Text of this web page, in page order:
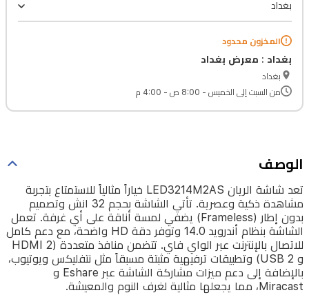
إطار
يضفي
لمسة
أناقة
على
تعمل
الشاشة
بنظام
أندرويد
14.0
وتوفر
دقة
المخزون محدود
بغداد : معرض بغداد
بغداد
من السبت إلى الخميس - 8:00 ص - 4:00 م
الوصف
تعد شاشة الريان LED3214M2AS خياراً مثالياً للاستمتاع بتجربة
مشاهدة ذكية وعصرية. تأتي الشاشة بحجم 32 انش وتصميم
بدون إطار (Frameless) يضفي لمسة أناقة على أي غرفة. تعمل
الشاشة بنظام أندرويد 14.0 وتوفر دقة HD واضحة، مع دعم كامل
للاتصال بالإنترنت عبر الواي فاي. تتضمن منافذ متعددة (2 HDMI
و 2 USB) وتطبيقات ترفيهية مثبتة مسبقاً مثل نتفليكس ويوتيوب،
بالإضافة إلى دعم ميزات مشاركة الشاشة عبر Eshare و
Miracast، مما يجعلها مثالية لغرف النوم والمعيشة.